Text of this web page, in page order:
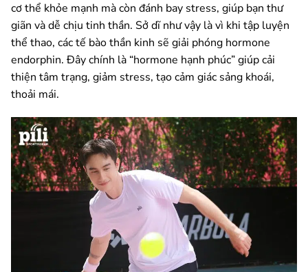
cơ thể khỏe mạnh mà còn đánh bay stress, giúp bạn thư
giãn và dễ chịu tinh thần. Sở dĩ như vậy là vì khi tập luyện
thể thao, các tế bào thần kinh sẽ giải phóng hormone
endorphin. Đây chính là “hormone hạnh phúc” giúp cải
thiện tâm trạng, giảm stress, tạo cảm giác sảng khoái,
thoải mái.